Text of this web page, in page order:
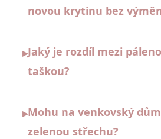
novou krytinu bez
▸Jaký je rozdíl mezi
taškou?
▸Mohu na venkovský
zelenou střechu?